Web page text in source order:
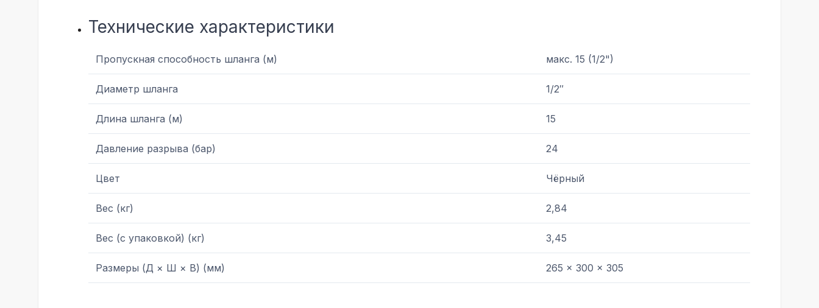
Технические характеристики
Пропускная способность шланга (м) макс. 15 (1/2")
Диаметр шланга 1/2″
Длина шланга (м) 15
Давление разрыва (бар) 24
Цвет Чёрный
Вес (кг) 2,84
Вес (с упаковкой) (кг) 3,45
Размеры (Д × Ш × В) (мм) 265 x 300 x 305